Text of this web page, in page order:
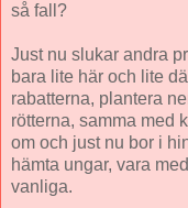
så fall?
Just nu slukar andra
bara lite här och lite
rabatterna, plantera
rötterna, samma med
om och just nu bor i
hämta ungar, vara
vanliga.